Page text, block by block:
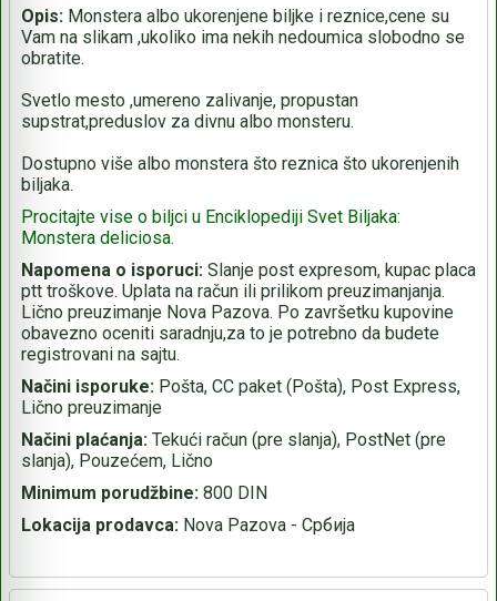
Opis: Monstera albo ukorenjene biljke i reznice,cene su
Vam na slikam ,ukoliko ima nekih nedoumica slobodno se
obratite.
Svetlo mesto ,umereno zalivanje, propustan
supstrat,preduslov za divnu albo monsteru.
Dostupno više albo monstera što reznica što ukorenjenih
biljaka.
Procitajte vise o biljci u Enciklopediji Svet Biljaka:
Monstera deliciosa.
Napomena o isporuci: Slanje post expresom, kupac placa
ptt troškove. Uplata na račun ili prilikom preuzimanjanja.
Lično preuzimanje Nova Pazova. Po završetku kupovine
obavezno oceniti saradnju,za to je potrebno da budete
registrovani na sajtu.
Načini isporuke: Pošta, CC paket (Pošta), Post Express,
Lično preuzimanje
Načini plaćanja: Tekući račun (pre slanja), PostNet (pre
slanja), Pouzećem, Lično
Minimum porudžbine: 800 DIN
Lokacija prodavca: Nova Pazova - Србија